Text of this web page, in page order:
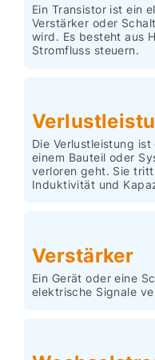
Ein Transistor ist ein
Verstärker oder
wird. Es besteht aus
Stromfluss steuern.
Die Verlustleistung
einem Bauteil oder
verloren geht. Sie
Induktivität und
Verstärker
Ein Gerät oder eine
elektrische Signale